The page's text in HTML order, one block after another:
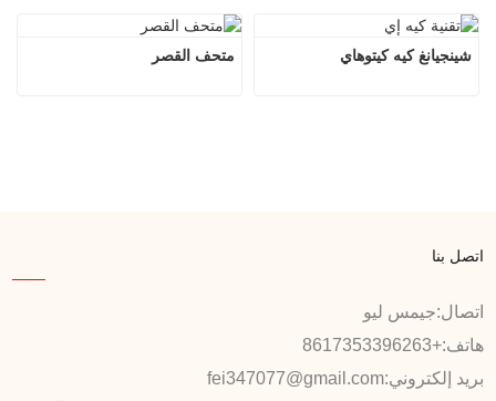
متحف القصر شينجيانغ كيه كيتوهاي
اتصل بنا
اتصال:جيمس ليو
هاتف:+8617353396263
بريد إلكتروني:fei347077@gmail.com